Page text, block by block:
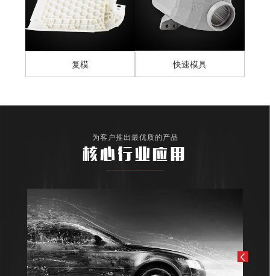
复模 快速模具
为客户推出最优质的产品
核心行业应用